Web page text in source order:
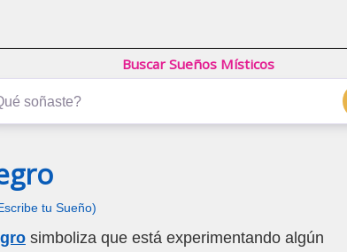
Buscar Sueños Místicos
tu Sueño)
simboliza que está experimentando algún